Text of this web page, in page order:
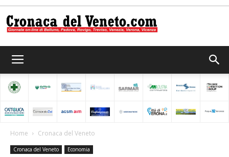
del
Home Cronaca del Veneto
Cronaca del Veneto Economia